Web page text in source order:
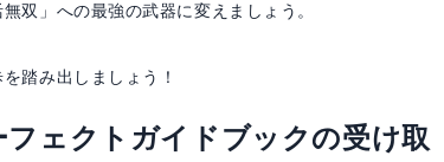
双」への最強の武器に変えましょう。
踏み出しましょう！
ェクトガイドブックの受け取